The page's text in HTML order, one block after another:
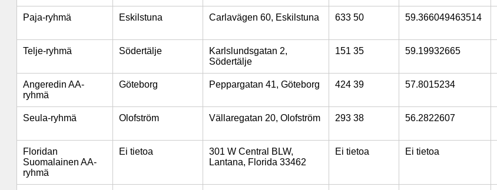
Paja-ryhmä Eskilstuna Carlavägen 60, Eskilstuna 633 50 59.366049463514
Telje-ryhmä Södertälje
Karlslundsgatan 2,
Södertälje
151 35 59.19932665
Angeredin AA-
ryhmä
Göteborg Peppargatan 41, Göteborg 424 39 57.8015234
Seula-ryhmä Olofström Vällaregatan 20, Olofström 293 38 56.2822607
Floridan
Suomalainen AA-
ryhmä
Ei tietoa
301 W Central BLW,
Lantana, Florida 33462
Ei tietoa Ei tietoa